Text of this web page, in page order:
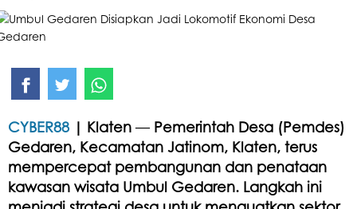
CYBER88 | Klaten— Pemerintah Desa (Pemdes)
Gedaren, Kecamatan Jatinom, Klaten, terus
mempercepat pembangunan dan penataan
kawasan wisata Umbul Gedaren. Langkah ini